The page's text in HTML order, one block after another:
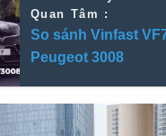
Quan Tâm :
So sánh Vinfast
Peugeot 3008